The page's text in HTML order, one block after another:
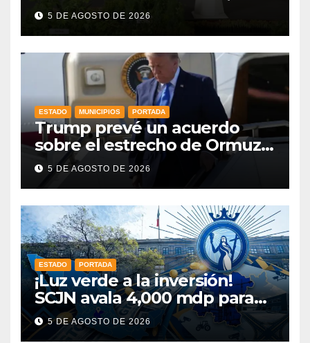
como parte de la Jornada
Nacional a la que se suma
5 DE AGOSTO DE 2026
ESTADO MUNICIPIOS PORTADA
Trump prevé un acuerdo
sobre el estrecho de Ormuz
esta misma semana
5 DE AGOSTO DE 2026
ESTADO PORTADA
¡Luz verde a la inversión!
SCJN avala 4,000 mdp para
Guanajuato: ¿en qué se usará
este dinero?
5 DE AGOSTO DE 2026